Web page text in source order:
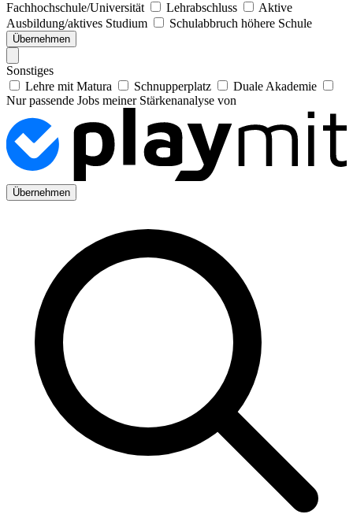
Fachhochschule/Universität
Lehrabschluss
Aktive
Ausbildung/aktives Studium
Schulabbruch höhere Schule
Übernehmen
Sonstiges
Lehre mit Matura
Schnupperplatz
Duale Akademie
Nur passende Jobs meiner Stärkenanalyse von
Übernehmen